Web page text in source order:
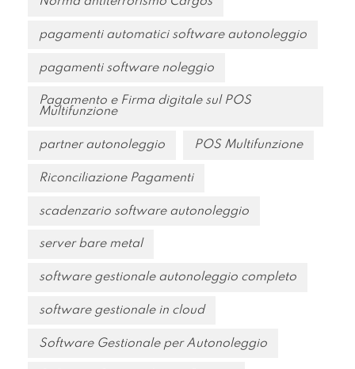
pagamenti automatici software autonoleggio
pagamenti software noleggio
Pagamento e Firma digitale sul POS
Multifunzione
partner autonoleggio POS Multifunzione
Riconciliazione Pagamenti
scadenzario software autonoleggio
server bare metal
software gestionale autonoleggio completo
software gestionale in cloud
Software Gestionale per Autonoleggio